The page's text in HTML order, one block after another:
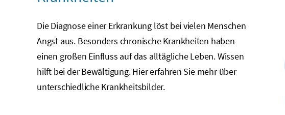
Die Diagnose einer Erkrankung löst bei vielen Menschen
Angst aus. Besonders chronische Krankheiten haben
einen großen Einfluss auf das alltägliche Leben. Wissen
hilft bei der Bewältigung. Hier erfahren Sie mehr über
unterschiedliche Krankheitsbilder.